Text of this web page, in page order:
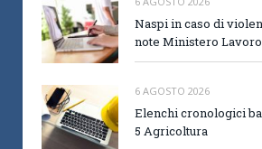
Naspi in caso di
note Ministero
6 AGOSTO 2026
Elenchi cronologici
5 Agricoltura